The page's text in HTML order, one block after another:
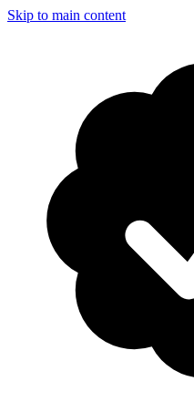
Skip to main content